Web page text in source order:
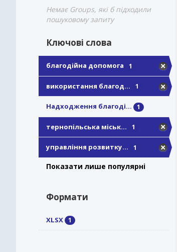
Немає Groups, які б підходили
пошуковому запиту
Ключові слова
благодійна допомога 1
використання благод... 1
Надходження благоді... 1
тернопільська міськ... 1
управління розвитку... 1
Показати лише популярні
Формати
XLSX 1